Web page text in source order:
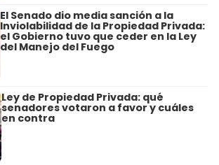
El Senado dio media sanción a la
Inviolabilidad de la Propiedad Privada:
el Gobierno tuvo que ceder en la Ley
del Manejo del Fuego
Ley de Propiedad Privada: qué
senadores votaron a favor y cuáles
en contra